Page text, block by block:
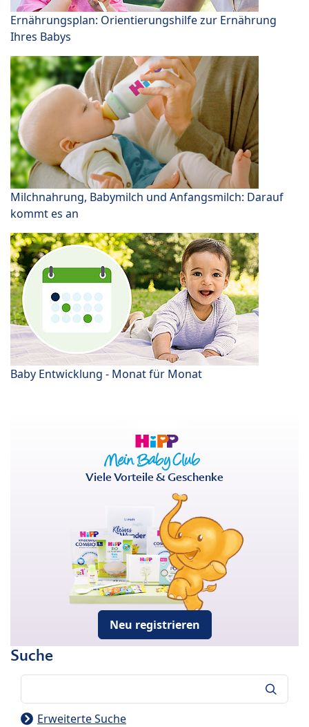
Ernährungsplan: Orientierungshilfe zur Ernährung
Ihres Babys
Milchnahrung, Babymilch und Anfangsmilch: Darauf
kommt es an
Baby Entwicklung - Monat für Monat
Viele Vorteile & Geschenke
Neu registrieren
Suche
Erweiterte Suche